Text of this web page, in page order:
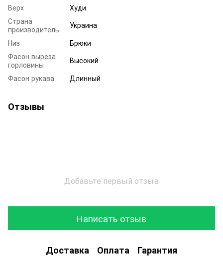
Верх
Худи
Страна
производитель
Украина
Низ
Брюки
Фасон выреза
горловины
Высокий
Фасон рукава
Длинный
Отзывы
Добавьте первый отзыв
Написать отзыв
Доставка Оплата Гарантия